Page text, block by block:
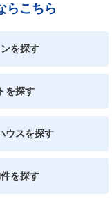
らこちら
を探す
を探す
ウスを探す
を探す